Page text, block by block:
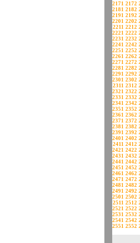
2171 2172
2181 2182
2191 2192
2201 2202
2211 2212
2221 2222
2231 2232
2241 2242
2251 2252
2261 2262
2271 2272
2281 2282
2291 2292
2301 2302
2311 2312
2321 2322
2331 2332
2341 2342
2351 2352
2361 2362
2371 2372
2381 2382
2391 2392
2401 2402
2411 2412
2421 2422
2431 2432
2441 2442
2451 2452
2461 2462
2471 2472
2481 2482
2491 2492
2501 2502
2511 2512
2521 2522
2531 2532
2541 2542
2551 2552